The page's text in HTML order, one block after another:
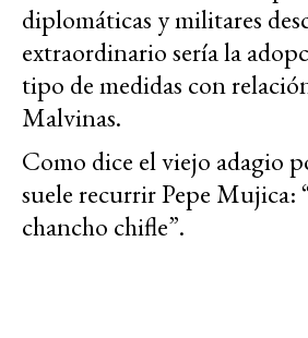
diplomáticas y militares
extraordinario sería la
tipo de medidas con
Malvinas.
Como dice el viejo adagio
suele recurrir Pepe
chancho chifle”.